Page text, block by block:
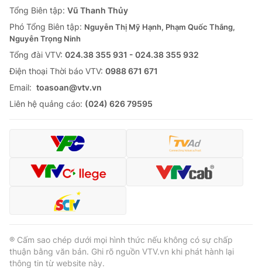
Tổng Biên tập: Vũ Thanh Thủy
Phó Tổng Biên tập: Nguyễn Thị Mỹ Hạnh, Phạm Quốc Thắng,
Nguyễn Trọng Ninh
Tổng đài VTV: 024.38 355 931 - 024.38 355 932
Ðiện thoại Thời báo VTV: 0988 671 671
Email: toasoan@vtv.vn
Liên hệ quảng cáo: (024) 626 79595
® Cấm sao chép dưới mọi hình thức nếu không có sự chấp
thuận bằng văn bản. Ghi rõ nguồn VTV.vn khi phát hành lại
thông tin từ website này.